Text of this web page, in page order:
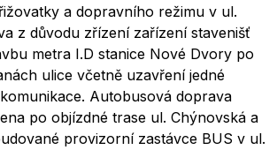
a dopravního režimu v ul.
z důvodu zřízení zařízení stavenišť
metra I.D stanice Nové Dvory po
ulice včetně uzavření jedné
Autobusová doprava
po objízdné trase ul. Chýnovská a
provizorní zastávce BUS v ul.